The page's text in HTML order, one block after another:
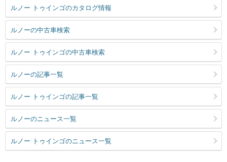
ルノー トゥインゴのカタログ情報
ルノーの中古車検索
ルノー トゥインゴの中古車検索
ルノーの記事一覧
ルノー トゥインゴの記事一覧
ルノーのニュース一覧
ルノー トゥインゴのニュース一覧